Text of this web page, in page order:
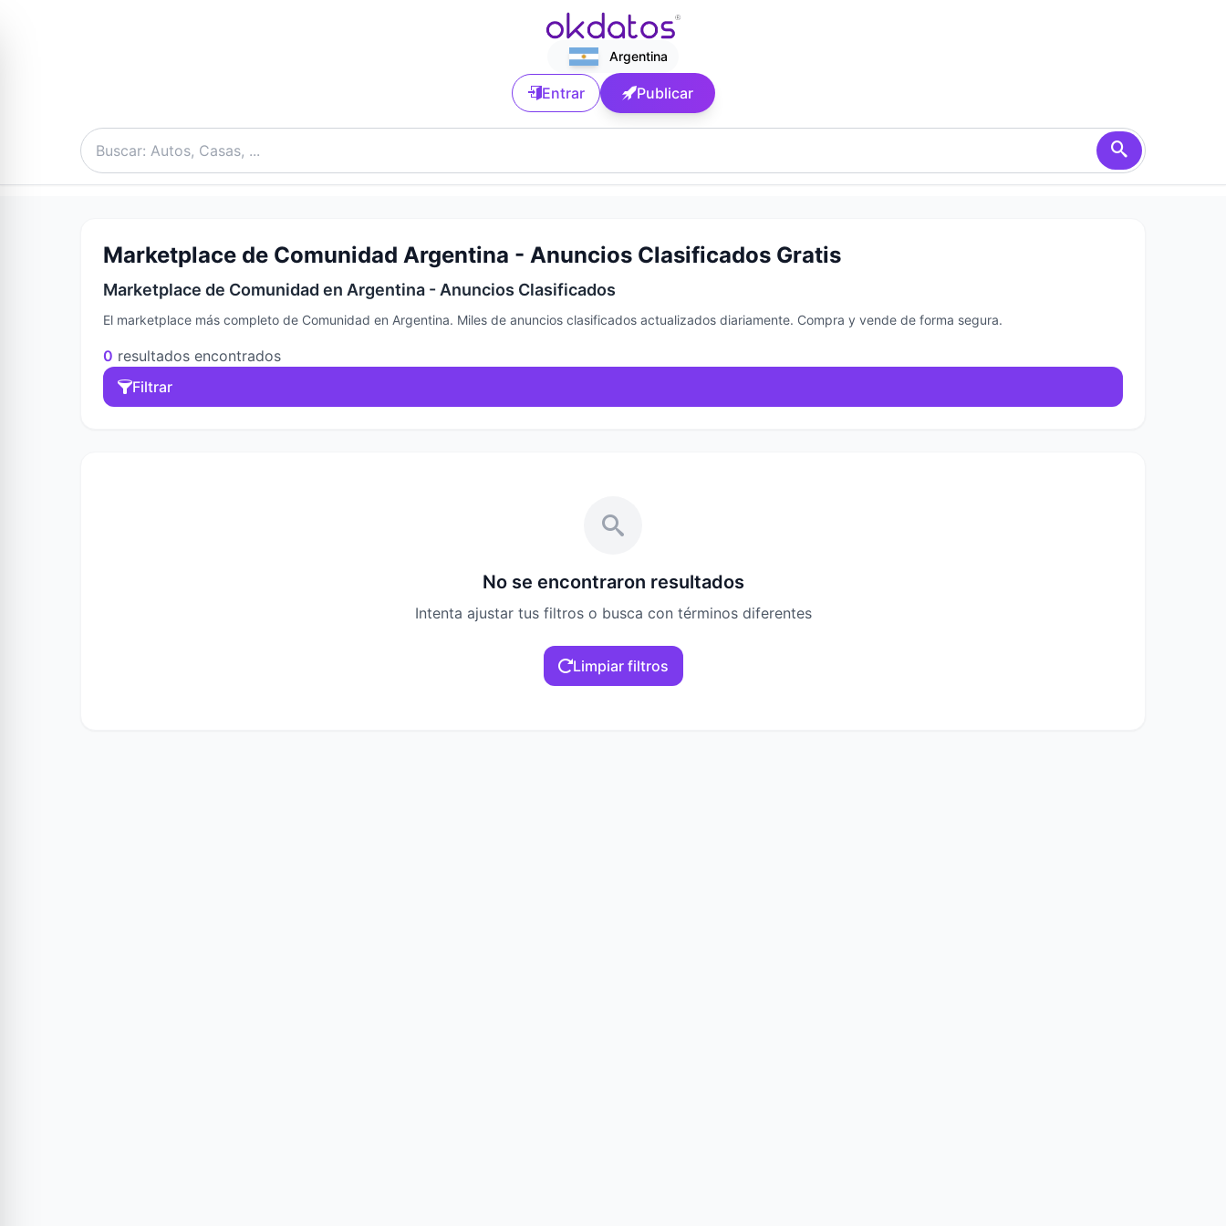
Argentina
Entrar Publicar
Marketplace de Comunidad Argentina - Anuncios Clasificados Gratis
Marketplace de Comunidad en Argentina - Anuncios Clasificados
El marketplace más completo de Comunidad en Argentina. Miles de anuncios clasificados actualizados diariamente. Compra y vende de forma segura.
0 resultados encontrados
Filtrar
No se encontraron resultados
Intenta ajustar tus filtros o busca con términos diferentes
Limpiar filtros